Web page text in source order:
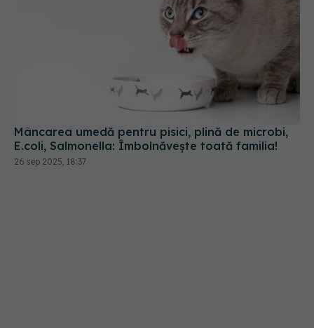
Mâncarea umedă pentru pisici, plină de microbi,
E.coli, Salmonella: Îmbolnăvește toată familia!